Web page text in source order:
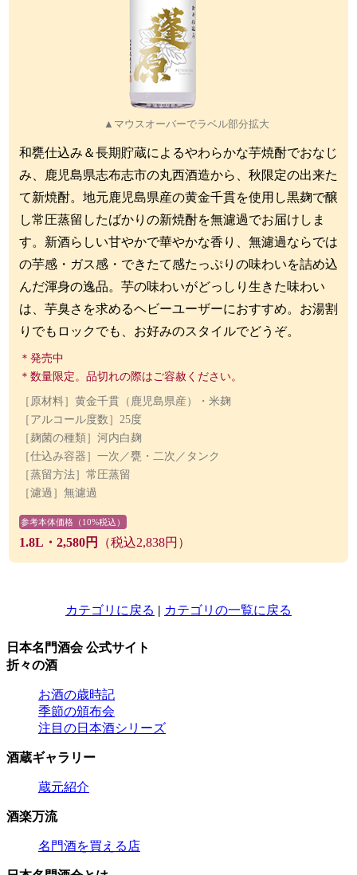
▲マウスオーバーでラベル部分拡大
和甕仕込み＆長期貯蔵によるやわらかな芋焼酎でおなじ
み、鹿児島県志布志市の丸西酒造から、秋限定の出来た
て新焼酎。地元鹿児島県産の黄金千貫を使用し黒麹で醸
し常圧蒸留したばかりの新焼酎を無濾過でお届けしま
す。新酒らしい甘やかで華やかな香り、無濾過ならでは
の芋感・ガス感・できたて感たっぷりの味わいを詰め込
んだ渾身の逸品。芋の味わいがどっしり生きた味わい
は、芋臭さを求めるヘビーユーザーにおすすめ。お湯割
りでもロックでも、お好みのスタイルでどうぞ。
＊発売中
＊数量限定。品切れの際はご容赦ください。
［原材料］黄金千貫（鹿児島県産）・米麹
［アルコール度数］25度
［麹菌の種類］河内白麹
［仕込み容器］一次／甕・二次／タンク
［蒸留方法］常圧蒸留
［濾過］無濾過
参考本体価格（10%税込）
1.8L・2,580円 （税込2,838円）
カテゴリに戻る | カテゴリの一覧に戻る
日本名門酒会 公式サイト
折々の酒
お酒の歳時記
季節の頒布会
注目の日本酒シリーズ
酒蔵ギャラリー
蔵元紹介
酒楽万流
名門酒を買える店